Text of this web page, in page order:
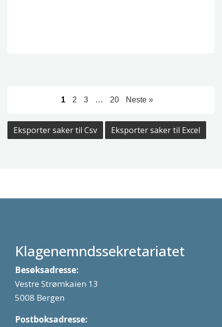
1 2 3 … 20 Neste »
Eksporter saker til Csv Eksporter saker til Excel
Klagenemndssekretariatet
Besøksadresse:
Vestre Strømkaien 13
5008 Bergen
Postboksadresse: